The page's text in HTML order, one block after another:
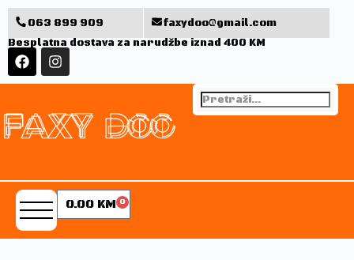
063 899 909
faxydoo@gmail.com
Besplatna dostava za narudžbe iznad 400 KM
0.00 KM 0